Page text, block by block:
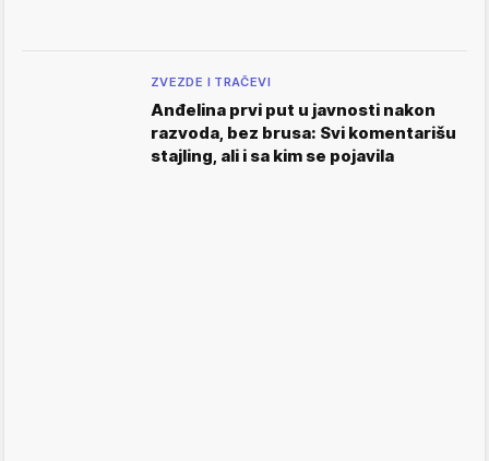
ZVEZDE I TRAČEVI
Anđelina prvi put u javnosti nakon
razvoda, bez brusa: Svi komentarišu
stajling, ali i sa kim se pojavila